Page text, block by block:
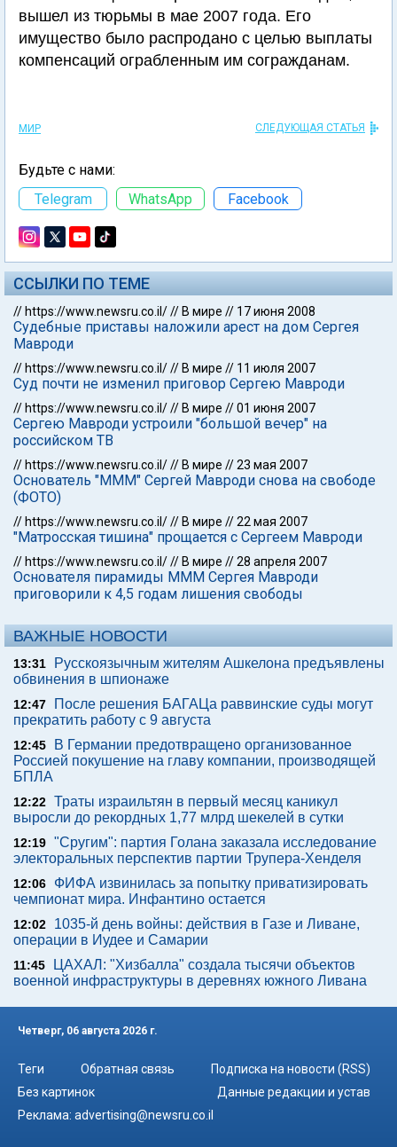
вышел из тюрьмы в мае 2007 года. Его
имущество было распродано с целью выплаты
компенсаций ограбленным им согражданам.
МИР СЛЕДУЮЩАЯ СТАТЬЯ
Будьте с нами:
Telegram
WhatsApp Facebook
ССЫЛКИ ПО ТЕМЕ
// https://www.newsru.co.il/// В мире // 17 июня 2008
Судебные приставы наложили арест на дом Сергея
Мавроди
// https://www.newsru.co.il/// В мире // 11 июля 2007
Суд почти не изменил приговор Сергею Мавроди
// https://www.newsru.co.il/// В мире //01 июня 2007
Сергею Мавроди устроили "большой вечер" на
российском ТВ
// https://www.newsru.co.il/// В мире //23 мая 2007
Основатель "МММ" Сергей Мавроди снова на свободе
(ФОТО)
// https://www.newsru.co.il/// В мире //22 мая 2007
"Матросская тишина" прощается с Сергеем Мавроди
// https://www.newsru.co.il/// В мире //28 апреля 2007
Основателя пирамиды МММ Сергея Мавроди
приговорили к 4,5 годам лишения свободы
ВАЖНЫЕ НОВОСТИ
13:31
Русскоязычным жителям Ашкелона предъявлены
обвинения в шпионаже
12:47
После решения БАГАЦа раввинские суды могут
прекратить работу с 9 августа
12:45
В Германии предотвращено организованное
Россией покушение на главу компании, производящей
БПЛА
12:22 Траты израильтян в первый месяц каникул
выросли до рекордных 1,77 млрд шекелей в сутки
12:19 "Сругим": партия Голана заказала исследование
электоральных перспектив партии Трупера-Хенделя
12:06
ФИФА извинилась за попытку приватизировать
чемпионат мира. Инфантино остается
12:02
1035-й день войны: действия в Газе и Ливане,
операции в Иудее и Самарии
11:45
ЦАХАЛ: "Хизбалла" создала тысячи объектов
военной инфраструктуры в деревнях южного Ливана
Четверг, 06 августа 2026 г.
Теги Обратная связь
Подписка на новости (RSS)
Без картинок
Данные редакции и устав
Реклама: advertising@newsru.co.il